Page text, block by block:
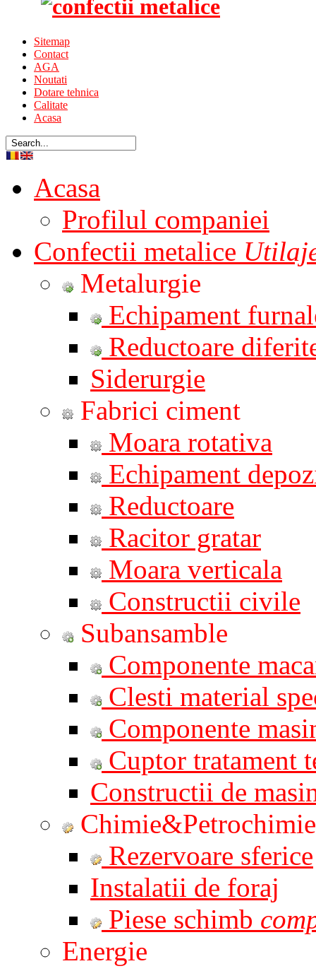
Sitemap
Contact
AGA
Noutati
Dotare tehnica
Calitate
Acasa
Acasa
Profilul companiei
Confectii metalice
Metalurgie
Echipament
Reductoare
Siderurgie
Fabrici ciment
Moara rotativa
Echipament
Reductoare
Racitor gratar
Moara verticala
Constructii civile
Subansamble
Componente
Clesti material
Componente
Cuptor tratament
Constructii de
Chimie&Petrochimie
Rezervoare sferice
Instalatii de foraj
Piese schimb
Energie